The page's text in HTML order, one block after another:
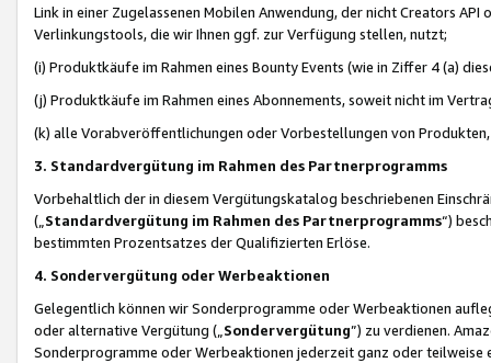
Link in einer Zugelassenen Mobilen Anwendung, der nicht Creators
Verlinkungstools, die wir Ihnen ggf. zur Verfügung stellen, nutzt;
(i) Produktkäufe im Rahmen eines Bounty Events (wie in Ziffer 4 (a)
(j) Produktkäufe im Rahmen eines Abonnements, soweit nicht im
(k) alle Vorabveröffentlichungen oder Vorbestellungen von
3. Standardvergütung im Rahmen des Partnerprogramms
Vorbehaltlich der in diesem Vergütungskatalog beschriebenen
(„ Standardvergütung im Rahmen des Partnerprogramms“)
bestimmten Prozentsatzes der Qualifizierten Erlöse.
4. Sondervergütung oder Werbeaktionen
Gelegentlich können wir Sonderprogramme oder Werbeaktionen
oder alternative Vergütung („ Sondervergütung”) zu verdienen.
Sonderprogramme oder Werbeaktionen jederzeit ganz oder